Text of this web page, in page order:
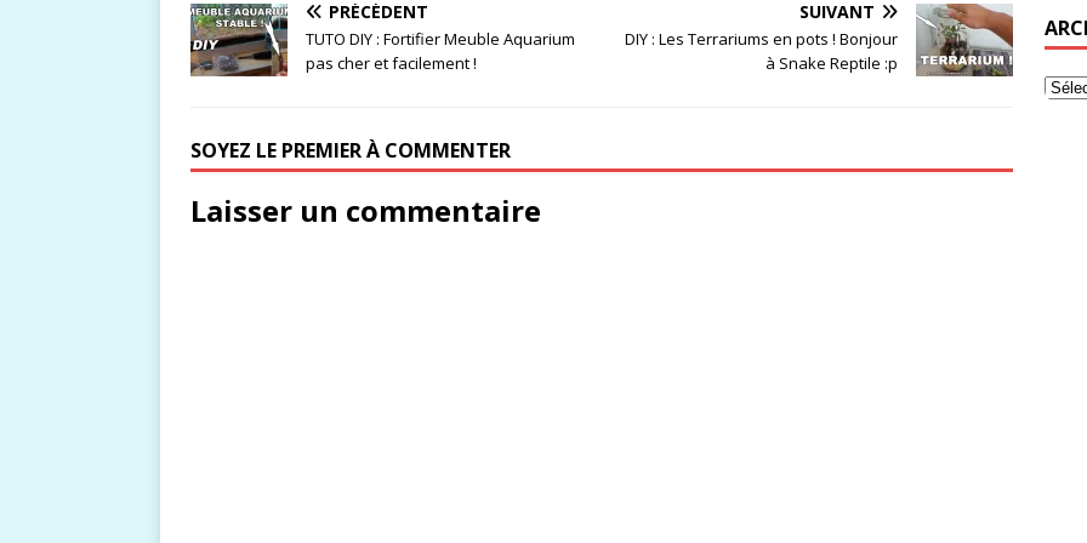
PRÉCÉDENT
TUTO DIY : Fortifier Meuble Aquarium
pas cher et facilement !
SUIVANT
DIY : Les Terrariums en pots ! Bonjour
à Snake Reptile :p
SOYEZ LE PREMIER À COMMENTER
Laisser un commentaire